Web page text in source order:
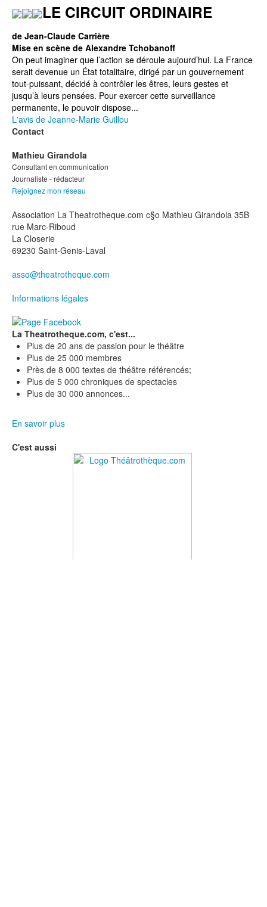
LE CIRCUIT ORDINAIRE
de Jean-Claude Carrière
Mise en scène de Alexandre Tchobanoff
On peut imaginer que l’action se déroule aujourd’hui. La France
serait devenue un État totalitaire, dirigé par un gouvernement
tout-puissant, décidé à contrôler les êtres, leurs gestes et
jusqu’à leurs pensées. Pour exercer cette surveillance
permanente, le pouvoir dispose...
L'avis de Jeanne-Marie Guillou
Contact
Mathieu Girandola
Consultant en communication
Journaliste - rédacteur
Rejoignez mon réseau
Association La Theatrotheque.com c§o Mathieu Girandola 35B
rue Marc-Riboud
La Closerie
69230 Saint-Genis-Laval
asso@theatrotheque.com
Informations légales
La Theatrotheque.com, c'est...
Plus de 20 ans de passion pour le théâtre
Plus de 25 000 membres
Près de 8 000 textes de théâtre référencés;
Plus de 5 000 chroniques de spectacles
Plus de 30 000 annonces...
En savoir plus
C'est aussi